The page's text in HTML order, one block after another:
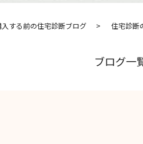
する前の住宅診断ブログ 住宅診断
ブログ一